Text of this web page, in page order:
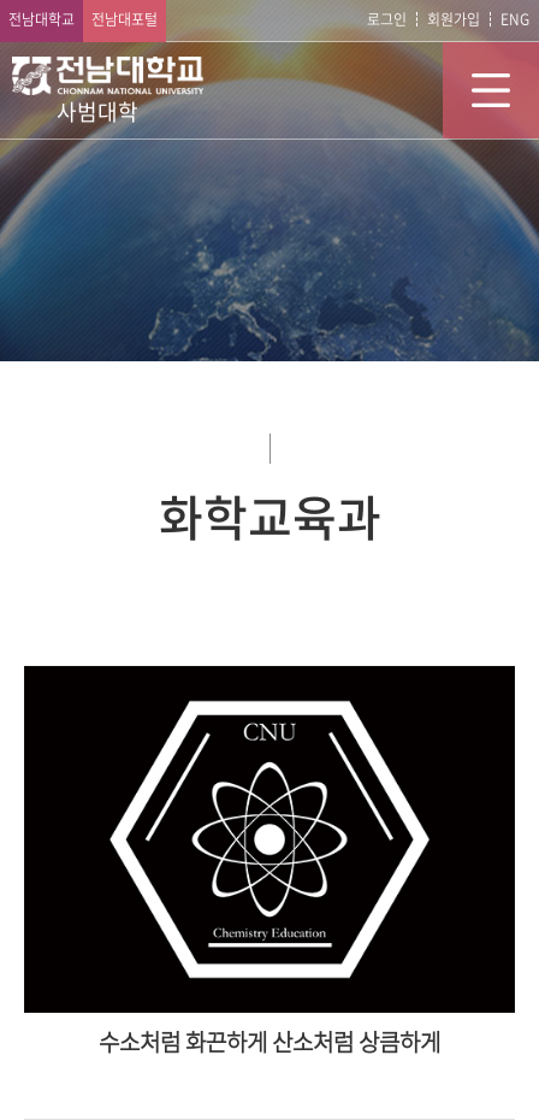
전남대학교 전남대포털 로그인 회원가입 ENG
사범대학
화학교육과
수소처럼 화끈하게 산소처럼 상큼하게